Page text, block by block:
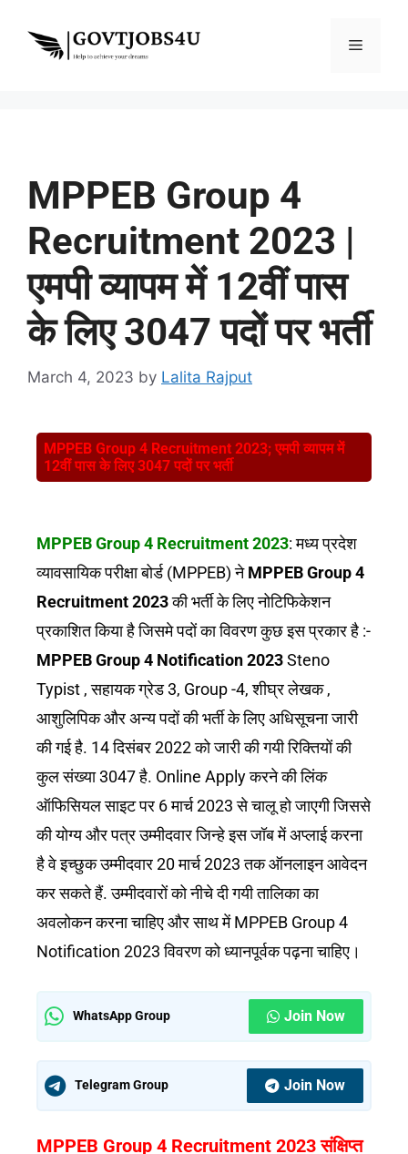
MPPEB Group 4
Recruitment 2023 |
एमपी व्यापम में 12वीं पास
के लिए 3047 पदों पर भर्ती
March 4, 2023 by Lalita Rajput
MPPEB Group 4 Recruitment 2023; एमपी व्यापम में
12वीं पास के लिए 3047 पदों पर भर्ती
MPPEB Group 4 Recruitment 2023: मध्य प्रदेश
व्यावसायिक परीक्षा बोर्ड (MPPEB) नेMPPEB Group 4
Recruitment 2023की भर्ती के लिए नोटिफिकेशन
प्रकाशित किया है जिसमे पदों का विवरण कुछ इस प्रकार है :-
MPPEB Group 4 Notification 2023Steno
Typist , सहायक ग्रेड 3, Group -4, शीघ्र लेखक ,
आशुलिपिक और अन्य पदों की भर्ती के लिए अधिसूचना जारी
की गई है. 14 दिसंबर 2022 को जारी की गयी रिक्तियों की
कुल संख्या 3047 है. Online Apply करने की लिंक
ऑफिसियल साइट पर 6 मार्च 2023 से चालू हो जाएगी जिससे
की योग्य और पत्र उम्मीदवार जिन्हे इस जॉब में अप्लाई करना
है वे इच्छुक उम्मीदवार 20 मार्च 2023 तक ऑनलाइन आवेदन
कर सकते हैं. उम्मीदवारों को नीचे दी गयी तालिका का
अवलोकन करना चाहिए और साथ में MPPEB Group 4
Notification 2023 विवरण को ध्यानपूर्वक पढ़ना चाहिए।
WhatsApp Group Join Now
Telegram Group Join Now
MPPEB Group 4 Recruitment 2023 संक्षिप्त